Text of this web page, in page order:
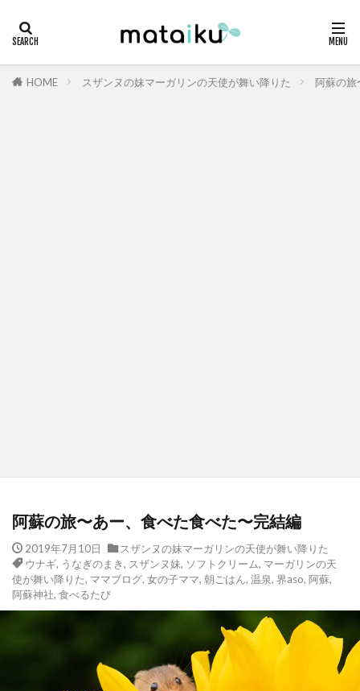
HOME スザンヌの妹マーガリンの天使が舞い降りた 阿蘇の旅
阿蘇の旅〜あー、食べた食べた〜完結編
2019年7月10日
スザンヌの妹マーガリンの天使が舞い降りた
ウナギ, うなぎのまき, スザンヌ妹, ソフトクリーム, マーガリンの天
使が舞い降りた, ママブログ, 女の子ママ, 朝ごはん, 温泉, 界aso, 阿蘇,
阿蘇神社, 食べるたび